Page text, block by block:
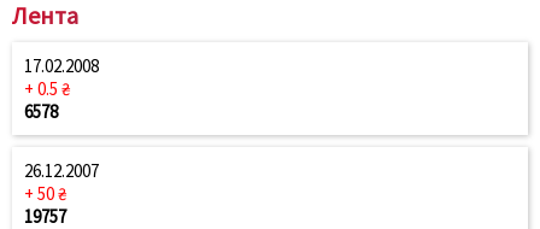
Лента
17.02.2008
+ 0.5 ₴
6578
26.12.2007
+ 50 ₴
19757